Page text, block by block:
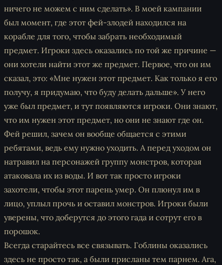
ничего не можем с ним сделать». В моей кампании
был момент, где этот фей-злодей находился на
корабле для того, чтобы забрать необходимый
предмет. Игроки здесь оказались по той же причине —
они хотели найти этот же предмет. Первое, что он им
сказал, это: «Мне нужен этот предмет. Как только я его
получу, я придумаю, что буду делать дальше». У него
уже был предмет, и тут появляются игроки. Они знают,
что им нужен этот предмет, но они не знают где он.
Фей решил, зачем он вообще общается с этими
ребятами, ведь ему нужно уходить. А перед уходом он
натравил на персонажей группу монстров, которая
атаковала их из воды. И вот так просто игроки
захотели, чтобы этот парень умер. Он плюнул им в
лицо, уплыл прочь и оставил монстров. Игроки были
уверены, что доберутся до этого гада и сотрут его в
порошок.
Всегда старайтесь все связывать. Гоблины оказались
здесь не просто так, а были присланы тем парнем. Ага,